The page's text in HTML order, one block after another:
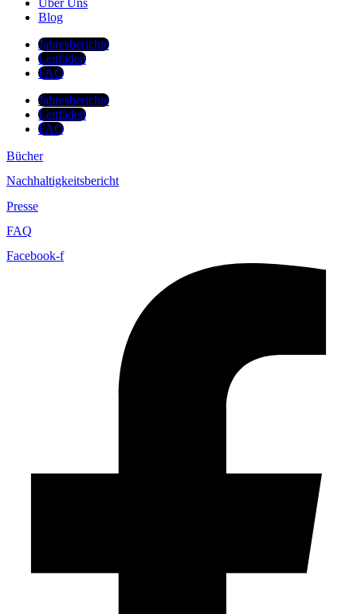
Über Uns
Blog
Jahresberichte
Leitfäden
FAQ
Jahresberichte
Leitfäden
FAQ
Bücher
Nachhaltigkeitsbericht
Presse
FAQ
Facebook-f